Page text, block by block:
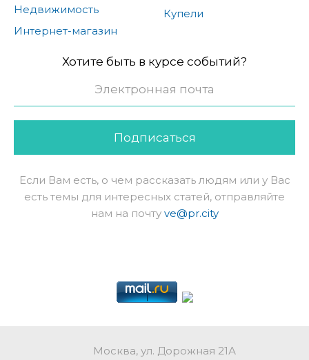
Недвижимость
Интернет-магазин
Купели
Хотите быть в курсе событий?
Подписаться
Если Вам есть, о чем рассказать людям или у Вас
есть темы для интересных статей, отправляйте
нам на почту ve@pr.city
Москва, ул. Дорожная 21А